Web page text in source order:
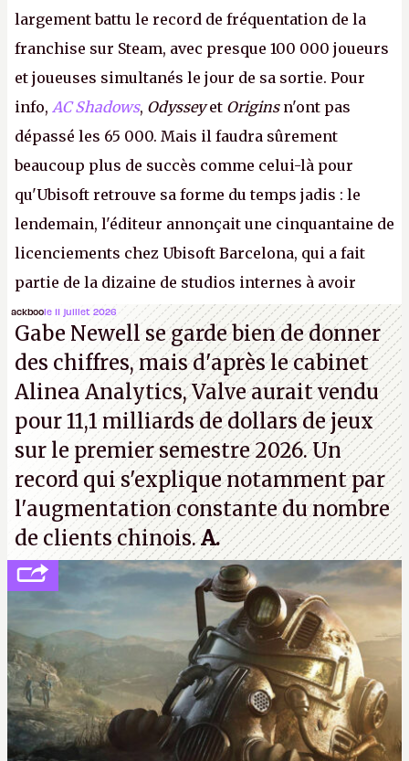
largement battu le record de fréquentation de la
franchise sur Steam, avec presque 100 000 joueurs
et joueuses simultanés le jour de sa sortie. Pour
info, AC Shadows, Odysseyet Originsn'ont pas
dépassé les 65 000. Mais il faudra sûrement
beaucoup plus de succès comme celui-là pour
qu'Ubisoft retrouve sa forme du temps jadis : le
lendemain, l'éditeur annonçait une cinquantaine de
licenciements chez Ubisoft Barcelona, qui a fait
partie de la dizaine de studios internes à avoir
travaillé sur cetAssassin's Creedsous la direction
d'Ubisoft Singapour.A.
ackboole 11 juillet 2026
Gabe Newell se garde bien de donner
des chiffres, mais d'après le cabinet
Alinea Analytics, Valve aurait vendu
pour 11,1 milliards de dollars de jeux
sur le premier semestre 2026. Un
record qui s'explique notamment par
l'augmentation constante du nombre
de clients chinois.A.